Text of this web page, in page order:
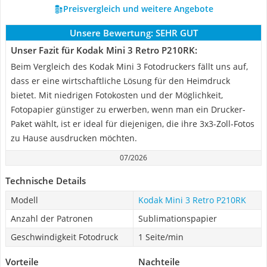
Preisvergleich und weitere Angebote
Unsere Bewertung: SEHR GUT
Unser Fazit für Kodak Mini 3 Retro P210RK:
Beim Vergleich des Kodak Mini 3 Fotodruckers fällt uns auf,
dass er eine wirtschaftliche Lösung für den Heimdruck
bietet. Mit niedrigen Fotokosten und der Möglichkeit,
Fotopapier günstiger zu erwerben, wenn man ein Drucker-
Paket wählt, ist er ideal für diejenigen, die ihre 3x3-Zoll-Fotos
zu Hause ausdrucken möchten.
07/2026
Technische Details
Modell
Kodak Mini 3 Retro P210RK
Anzahl der Patronen
Sublimationspapier
Geschwindigkeit Fotodruck
1 Seite/min
Vorteile Nachteile